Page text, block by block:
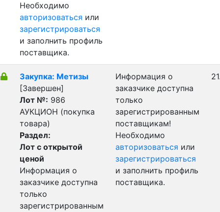
Необходимо
авторизоваться или
зарегистрироваться
и заполнить профиль
поставщика.
Закупка: Метизы
[Завершен]
Лот №: 986
АУКЦИОН (покупка
товара)
Раздел:
Лот с открытой
ценой
Информация о
заказчике доступна
только
зарегистрированным
Информация о
заказчике доступна
только
зарегистрированным
поставщикам!
Необходимо
авторизоваться или
зарегистрироваться
и заполнить профиль
поставщика.